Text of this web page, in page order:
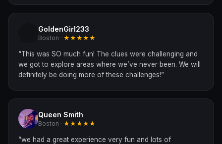
GoldenGirl233
Boston · ★★★★★
“This was SO much fun! The clues were challenging and
we got to explore areas where we’ve never been. We will
definitely be doing more of these challenges!”
Queen Smith
Boston · ★★★★★
“we had a great experience very fun and lots of